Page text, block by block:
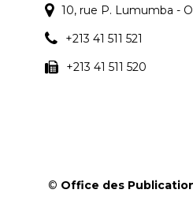
10, rue P. Lumumba -
+213 41 511 521
+213 41 511 520
© Office des